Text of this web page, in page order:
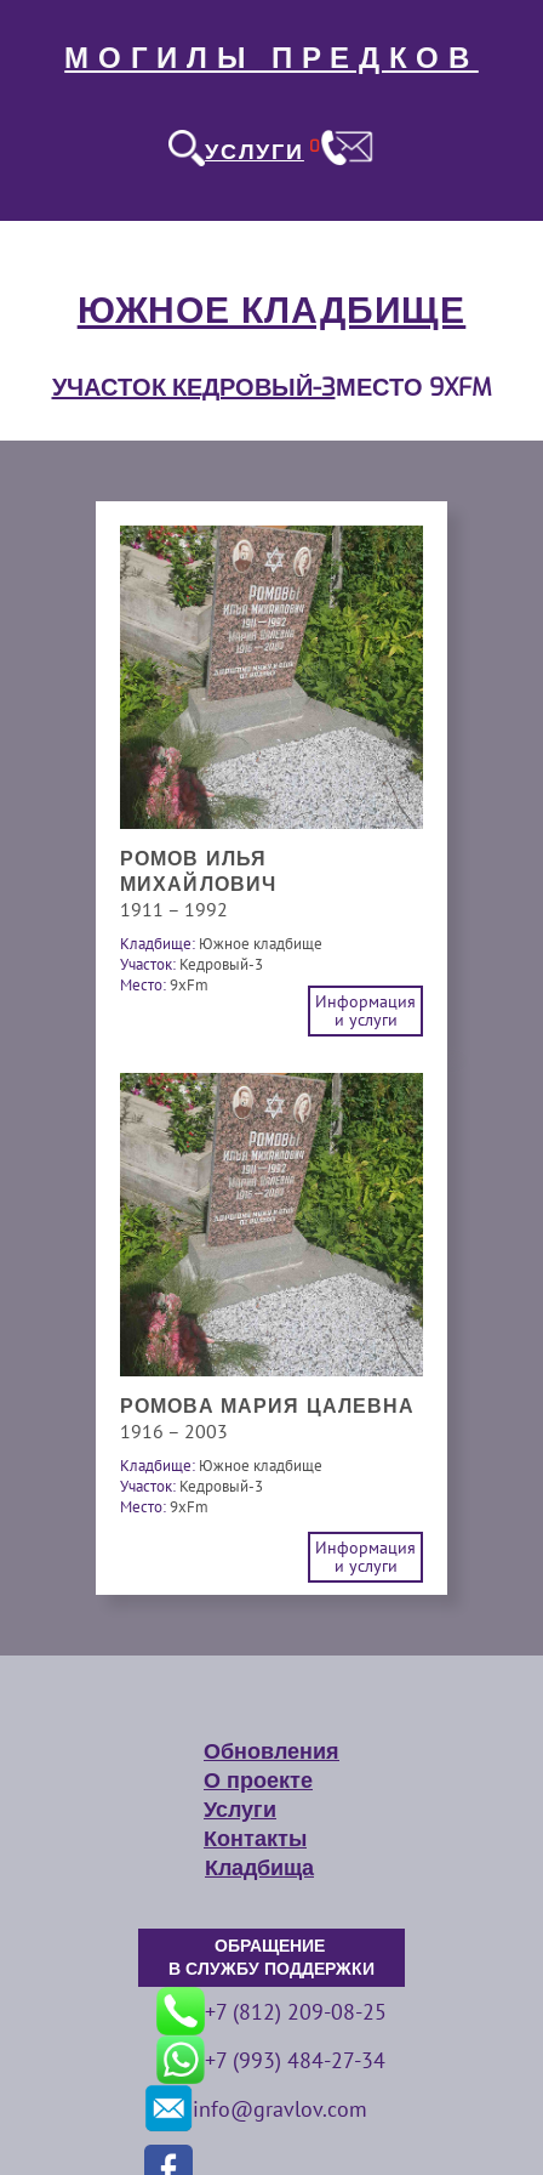
МОГИЛЫ ПРЕДКОВ
УСЛУГИ 0
ЮЖНОЕ КЛАДБИЩЕ
УЧАСТОК КЕДРОВЫЙ-3МЕСТО 9XFM
РОМОВ ИЛЬЯ
МИХАЙЛОВИЧ
1911 – 1992
Кладбище: Южное кладбище
Участок: Кедровый-3
Место:9xFm
Информация
и услуги
РОМОВА МАРИЯ ЦАЛЕВНА
1916 – 2003
Кладбище: Южное кладбище
Участок: Кедровый-3
Место:9xFm
Информация
и услуги
Обновления
О проекте
Услуги
Контакты
Кладбища
ОБРАЩЕНИЕ
В СЛУЖБУ ПОДДЕРЖКИ
+7 (812) 209-08-25
+7 (993) 484-27-34
info@gravlov.com